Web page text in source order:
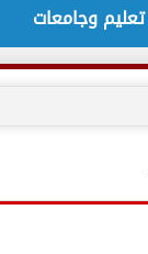
تعليم وجامعات